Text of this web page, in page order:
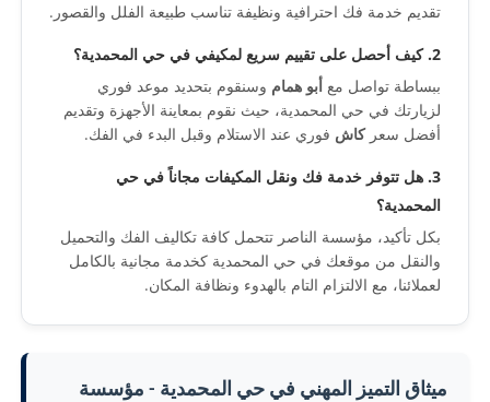
تقديم خدمة فك احترافية ونظيفة تناسب طبيعة الفلل والقصور.
2. كيف أحصل على تقييم سريع لمكيفي في حي المحمدية؟
ببساطة تواصل مع أبو همام وسنقوم بتحديد موعد فوري
لزيارتك في حي المحمدية، حيث نقوم بمعاينة الأجهزة وتقديم
أفضل سعركاش فوري عند الاستلام وقبل البدء في الفك.
3. هل تتوفر خدمة فك ونقل المكيفات مجاناً في حي
المحمدية؟
بكل تأكيد، مؤسسة الناصر تتحمل كافة تكاليف الفك والتحميل
والنقل من موقعك في حي المحمدية كخدمة مجانية بالكامل
لعملائنا، مع الالتزام التام بالهدوء ونظافة المكان.
ميثاق التميز المهني في حي المحمدية - مؤسسة